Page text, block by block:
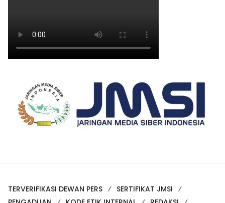
TERVERIFIKASI DEWAN PERS
SERTIFIKAT JMSI